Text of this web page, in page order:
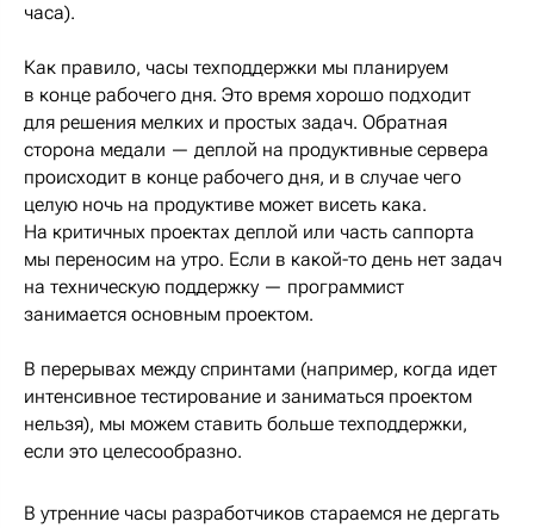
часа).
Как правило, часы техподдержки мы планируем
в конце рабочего дня. Это время хорошо подходит
для решения мелких и простых задач. Обратная
сторона медали — деплой на продуктивные сервера
происходит в конце рабочего дня, и в случае чего
целую ночь на продуктиве может висеть кака.
На критичных проектах деплой или часть саппорта
мы переносим на утро. Если в какой-то день нет задач
на техническую поддержку — программист
занимается основным проектом.
В перерывах между спринтами (например, когда идет
интенсивное тестирование и заниматься проектом
нельзя), мы можем ставить больше техподдержки,
если это целесообразно.
В утренние часы разработчиков стараемся не дергать